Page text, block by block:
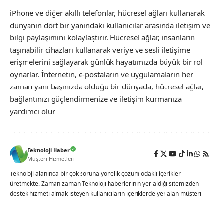
iPhone ve diğer akıllı telefonlar, hücresel ağları kullanarak
dünyanın dört bir yanındaki kullanıcılar arasında iletişim ve
bilgi paylaşımını kolaylaştırır. Hücresel ağlar, insanların
taşınabilir cihazları kullanarak veriye ve sesli iletişime
erişmelerini sağlayarak günlük hayatımızda büyük bir rol
oynarlar. İnternetin, e-postaların ve uygulamaların her
zaman yanı başınızda olduğu bir dünyada, hücresel ağlar,
bağlantınızı güçlendirmenize ve iletişim kurmanıza
yardımcı olur.
Teknoloji Haber
Müşteri Hizmetleri
Teknoloji alanında bir çok soruna yönelik çözüm odaklı içerikler
üretmekte. Zaman zaman Teknoloji haberlerinin yer aldığı sitemizden
destek hizmeti almak isteyen kullanıcıların içeriklerde yer alan müşteri